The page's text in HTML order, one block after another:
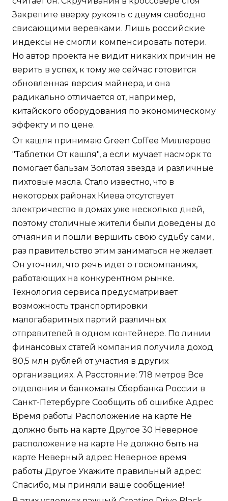
Закрепите вверху рукоять с двумя свободно
свисающими веревками. Лишь российские
индексы не смогли компенсировать потери.
Но автор проекта не видит никаких причин не
верить в успех, к тому же сейчас готовится
обновленная версия майнера, и она
радикально отличается от, например,
китайского оборудования по экономическому
эффекту и по цене.
От кашля принимаю Green Coffee Миллерово
"Таблетки От кашля", а если мучает насморк то
помогает бальзам Золотая звезда и различные
пихтовые масла. Стало известно, что в
некоторых районах Киева отсутствует
электричество в домах уже несколько дней,
поэтому столичные жители были доведены до
отчаяния и пошли вершить свою судьбу сами,
раз правительство этим заниматься не желает.
Он уточнил, что речь идет о госкомпаниях,
работающих на конкурентном рынке.
Технология сервиса предусматривает
возможность транспортировки
малогабаритных партий различных
отправителей в одном контейнере. По линии
финансовых статей компания получила доход
80,5 млн рублей от участия в других
организациях. А Расстояние: 718 метров Все
отделения и банкоматы Сбербанка России в
Санкт-Петербурге Сообщить об ошибке Адрес
Время работы Расположение на карте Не
должно быть на карте Другое 30 Неверное
расположение на карте Не должно быть на
карте Неверный адрес Неверное время
работы Другое Укажите правильный адрес:
Спасибо, мы приняли ваше сообщение!